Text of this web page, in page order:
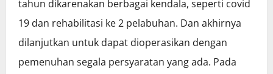
tahun dikarenakan berbagai kendala, seperti covid
19 dan rehabilitasi ke 2 pelabuhan. Dan akhirnya
dilanjutkan untuk dapat dioperasikan dengan
pemenuhan segala persyaratan yang ada. Pada